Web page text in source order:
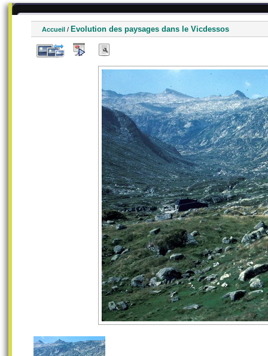
Accueil / Evolution des paysages dans le Vicdessos